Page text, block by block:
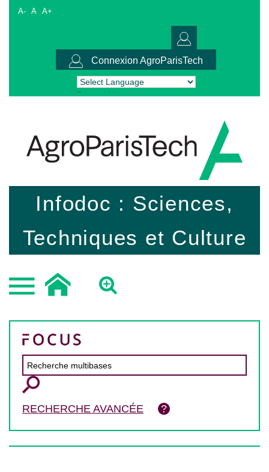
A- A A+
Connexion AgroParisTech
Powered by Translate
Infodoc : Sciences,
Techniques et Culture
RECHERCHE AVANCÉE